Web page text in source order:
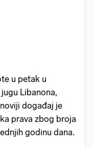
u petak u
Libanona,
događaj je
prava zbog broja
godinu dana.